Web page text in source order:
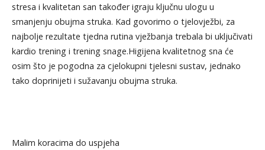
stresa i kvalitetan san također igraju ključnu ulogu u
smanjenju obujma struka. Kad govorimo o tjelovježbi, za
najbolje rezultate tjedna rutina vježbanja trebala bi uključivati
kardio trening i trening snage.Higijena kvalitetnog sna će
osim što je pogodna za cjelokupni tjelesni sustav, jednako
tako doprinijeti i sužavanju obujma struka.
Malim koracima do uspjeha